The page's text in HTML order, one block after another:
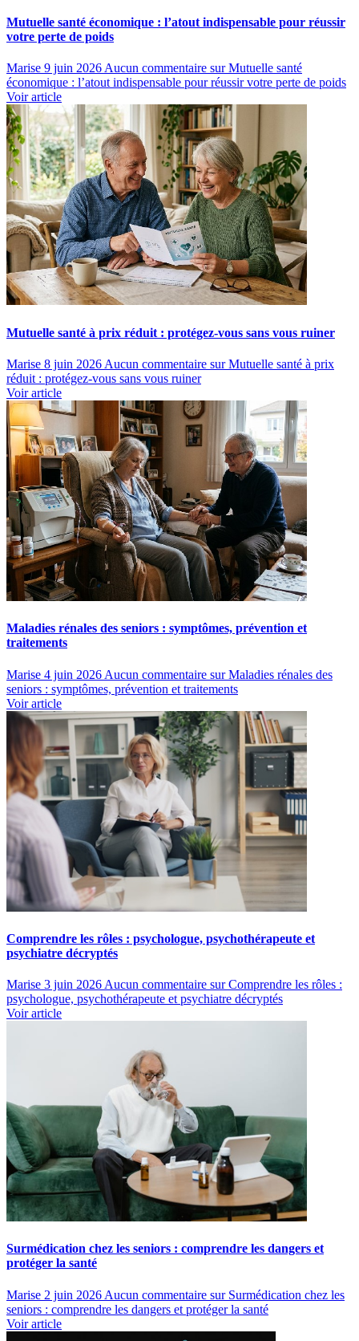
Mutuelle santé économique : l’atout indispensable pour réussir
votre perte de poids
Marise 9 juin 2026Aucun commentaire sur Mutuelle santé
économique : l’atout indispensable pour réussir votre perte de poids
Voir article
Mutuelle santé à prix réduit : protégez-vous sans vous ruiner
Marise 8 juin 2026 Aucun commentaire sur Mutuelle santé à prix
réduit : protégez-vous sans vous ruiner
Voir article
Maladies rénales des seniors : symptômes, prévention et
traitements
Marise 4 juin 2026 Aucun commentaire sur Maladies rénales des
seniors : symptômes, prévention et traitements
Voir article
Comprendre les rôles : psychologue, psychothérapeute et
psychiatre décryptés
Marise 3 juin 2026 Aucun commentaire sur Comprendre les rôles :
psychologue, psychothérapeute et psychiatre décryptés
Voir article
Surmédication chez les seniors : comprendre les dangers et
protéger la santé
Marise 2 juin 2026 Aucun commentaire sur Surmédication chez les
seniors : comprendre les dangers et protéger la santé
Voir article